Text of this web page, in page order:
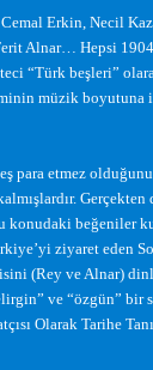
Erkin, Necil
Alnar… Hepsi
“Türk beşleri”
müzik boyutuna
ş para etmez olduğ
şlardır. Gerçekten
konudaki beğeniler
ziyaret eden
(Rey ve Alnar)
ve “özgün” bir
Olarak Tarihe